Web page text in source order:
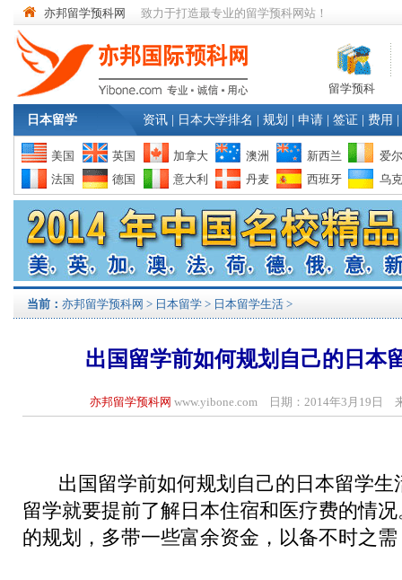
亦邦留学预科网 致力于打造最专业的留学预科网站！
留学预科
日本留学 资讯 日本大学排名 规划 申请 签证 费用
美国 英国 加拿大 澳洲 新西兰
爱
法国
德国 意大利 丹麦 西班牙 乌
当前： 亦邦留学预科网 > 日本留学 > 日本留学生活 >
出国留学前如何规划自己的日本
亦邦留学预科网 www.yibone.com 日期：2014年3月19日
出国留学前如何规划自己的日本留学生
留学就要提前了解日本住宿和医疗费的情
的规划，多带一些富余资金，以备不时之